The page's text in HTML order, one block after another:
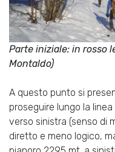
Parte iniziale: in rosso
Montaldo)
A questo punto si
proseguire lungo la
verso sinistra (senso di
diretto e meno logico,